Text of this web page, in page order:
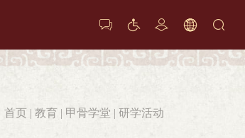
    
首页 | 教育 | 甲骨学堂 | 研学活动